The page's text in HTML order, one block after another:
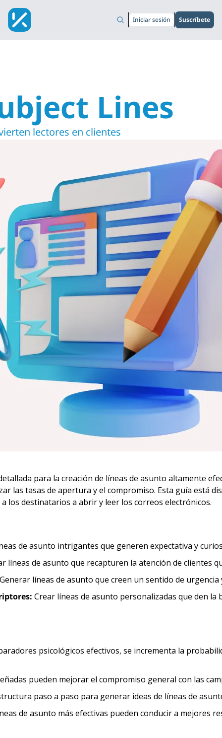
Iniciar sesión Suscríbete
Lines
lectores en clientes
para la creación de líneas de asunto altamente
las tasas de apertura y el compromiso. Esta guía está
los destinatarios a abrir y leer los correos electrónicos.
de asunto intrigantes que generen expectativa y
líneas de asunto que recapturen la atención de clientes
líneas de asunto que creen un sentido de urgencia
Crear líneas de asunto personalizadas que den
psicológicos efectivos, se incrementa la
pueden mejorar el compromiso general con las
paso a paso para generar ideas de líneas de
de asunto más efectivas pueden conducir a mejores